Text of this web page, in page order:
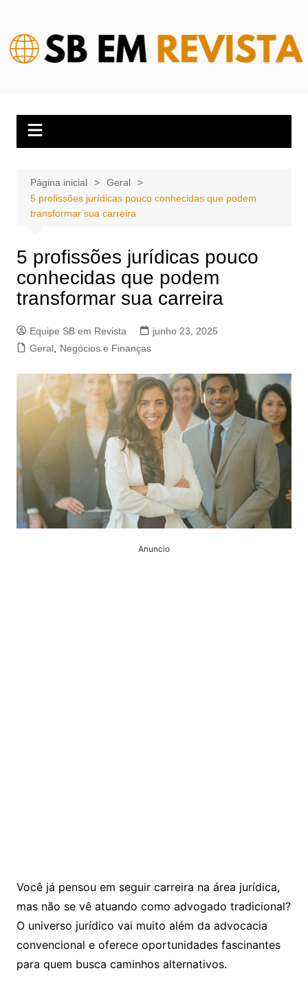
conteúdo
Página inicial
Geral
5 profissões jurídicas pouco conhecidas que podem
transformar sua carreira
5 profissões jurídicas pouco
conhecidas que podem
transformar sua carreira
Equipe SB em Revista
junho 23, 2025
Geral, Negócios e Finanças
Anuncio
Você já pensou em seguir carreira na área jurídica,
mas não se vê atuando como advogado tradicional?
O universo jurídico vai muito além da advocacia
convencional e oferece oportunidades fascinantes
para quem busca caminhos alternativos.